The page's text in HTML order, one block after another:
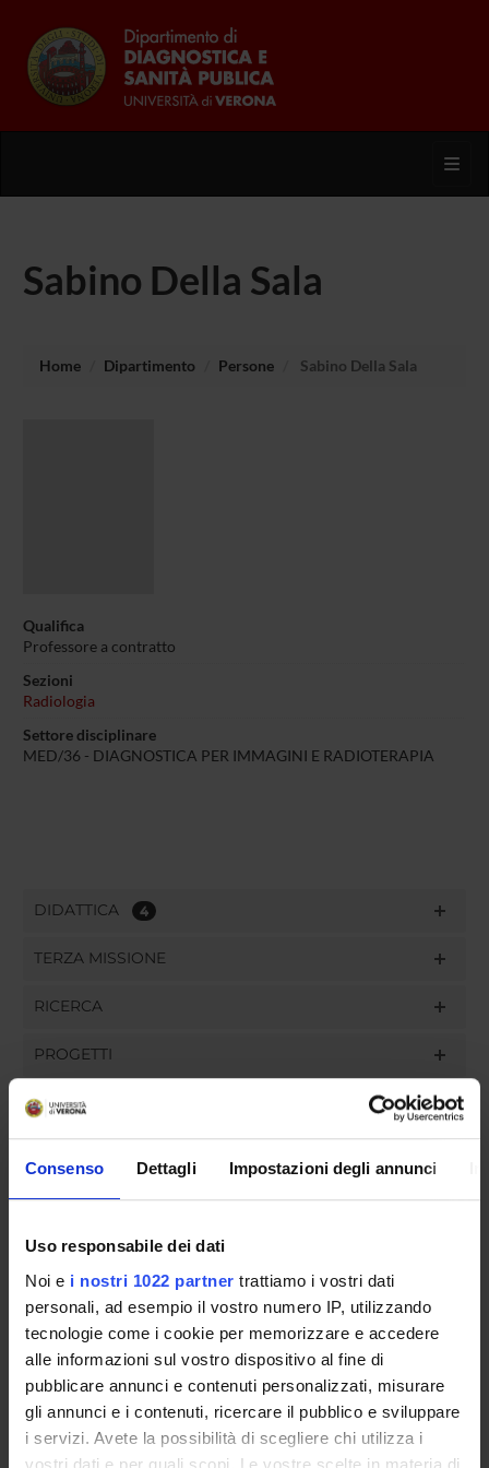
Consenso Dettagli Impostazioni degli annunci
Uso responsabile dei dati
Noi e i nostri 1022 partner trattiamo i vostri dati
personali, ad esempio il vostro numero IP, utilizzando
tecnologie come i cookie per memorizzare e accedere
alle informazioni sul vostro dispositivo al fine di
pubblicare annunci e contenuti personalizzati, misurare
gli annunci e i contenuti, ricercare il pubblico e sviluppare
i servizi. Avete la possibilità di scegliere chi utilizza i
vostri dati e per quali scopi. Le vostre scelte in materia di
Sabino Della Sala
Home Dipartimento Persone Sabino Della Sala
Qualifica
Professore a contratto
Sezioni
Radiologia
Settore disciplinare
MED/36 - DIAGNOSTICA PER IMMAGINI E RADIOTERAPIA
DIDATTICA 4
TERZA MISSIONE
RICERCA
PROGETTI
INCARICHI
COMMISSIONI
UFFICI E STRUTTURE DI SERVIZIO
SERVIZI DI SEGRETERIA STUDENTI